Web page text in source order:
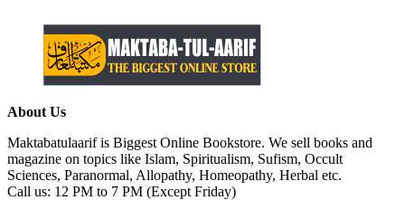
About Us
Maktabatulaarif is Biggest Online Bookstore. We sell books and
magazine on topics like Islam, Spiritualism, Sufism, Occult
Sciences, Paranormal, Allopathy, Homeopathy, Herbal etc.
Call us: 12 PM to 7 PM (Except Friday)